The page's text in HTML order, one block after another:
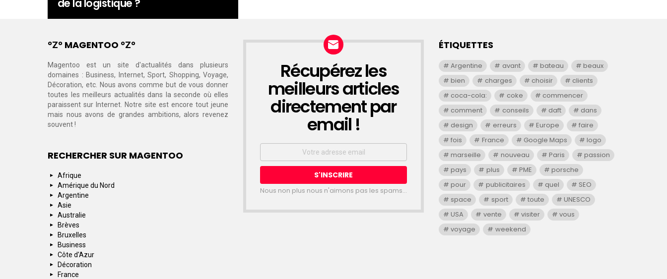
de la logistique ?
°Ζ° MAGENTOO °Ζ°
Magentoo est un site d'actualités dans plusieurs
domaines : Business, Internet, Sport, Shopping, Voyage,
Décoration, etc. Nous avons comme but de vous donner
toutes les meilleurs actualités dans la seconde où elles
paraissent sur Internet. Notre site est encore tout jeune
mais nous avons de grandes ambitions, alors revenez
souvent !
RECHERCHER SUR MAGENTOO
Afrique
Amérique du Nord
Argentine
Asie
Australie
Brèves
Bruxelles
Business
Côte d'Azur
Décoration
France
NEWSLETTER
Récupérez les
meilleurs articles
directement par
email !
Email
Nous non plus nous n'aimons pas les spams...
ÉTIQUETTES
Argentine avant bateau
beaux
bien
charges choisir
clients
coca-cola:
coke
commencer
comment
conseils daft
dans
design
erreurs Europe
faire
fois
France Google Maps
logo
marseille
nouveau Paris
passion
pays
plus PME
porsche
pour
publicitaires quel
SEO
space
sport toute
UNESCO
USA
vente visiter
vous
voyage
weekend